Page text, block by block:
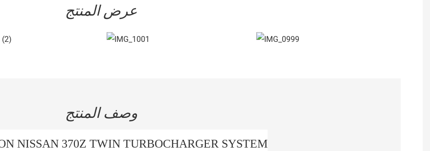
عرض المنتج
وصف المنتج
NISSAN 370Z TWIN TURBOCHARGER SYSTEM